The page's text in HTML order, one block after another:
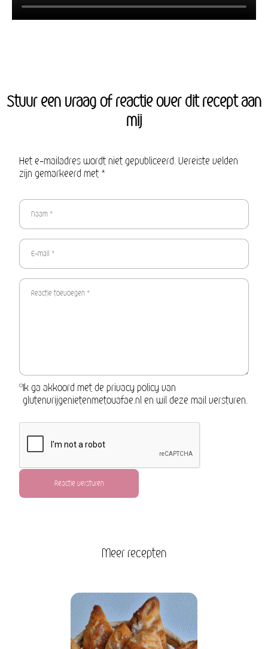
Stuur een vraag of reactie over dit recept aan
mij
Het e-mailadres wordt niet gepubliceerd. Vereiste velden
zijn gemarkeerd met *
Ik ga akkoord met de privacy policy van
glutenvrijgenietenmetouafae.nl en wil deze mail versturen.
Reactie versturen
Meer recepten